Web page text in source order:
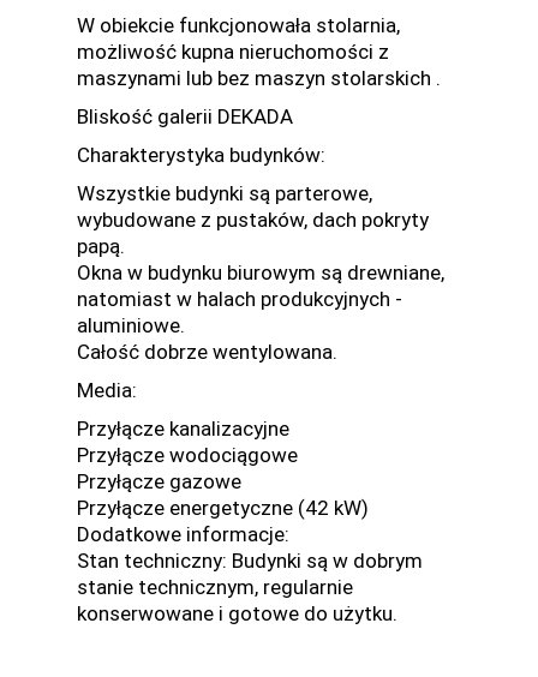
W obiekcie funkcjonowała stolarnia,
możliwość kupna nieruchomości z
maszynami lub bez maszyn stolarskich .
Bliskość galerii DEKADA
Charakterystyka budynków:
Wszystkie budynki są parterowe,
wybudowane z pustaków, dach pokryty
papą.
Okna w budynku biurowym są drewniane,
natomiast w halach produkcyjnych -
aluminiowe.
Całość dobrze wentylowana.
Media:
Przyłącze kanalizacyjne
Przyłącze wodociągowe
Przyłącze gazowe
Przyłącze energetyczne (42 kW)
Dodatkowe informacje:
Stan techniczny: Budynki są w dobrym
stanie technicznym, regularnie
konserwowane i gotowe do użytku.